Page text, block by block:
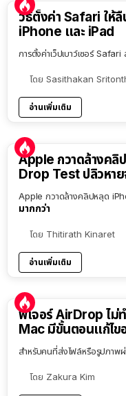
วิธีตั้งค่า Safari ให้
iPhone และ iPad
การตั้งค่าเว็ปเบาว์เซอร์
โดย Sasithakan
อ่านเพิ่มเติม
Apple กวาดล้างคลิ
Drop Test ปลิวหาย
Apple กวาดล้างคลิปหลุด
มากกว่า
โดย Thitirath Kinaret
อ่านเพิ่มเติม
ฟีเจอร์ AirDrop ไม่
Mac มีขั้นตอนแก้ไข
สำหรับคนที่ส่งไฟล์หรือรูปภาพ
โดย Zakura Kim